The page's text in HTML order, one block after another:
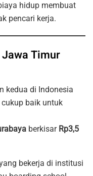
hidup membuat
pencari kerja.
Timur
kedua di Indonesia
baik untuk
berkisar Rp3,5
bekerja di institusi